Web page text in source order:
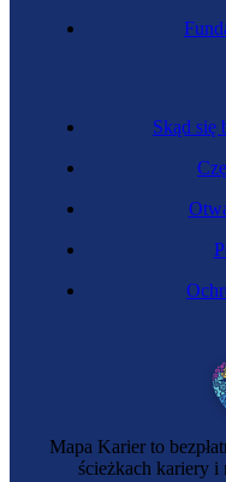
Programistka
Programistka
Mapa Karier to
ścieżkach kariery i
Skąd się